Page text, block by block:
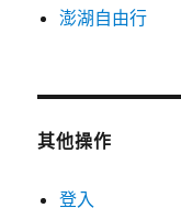
澎湖自由行
其他操作
登入